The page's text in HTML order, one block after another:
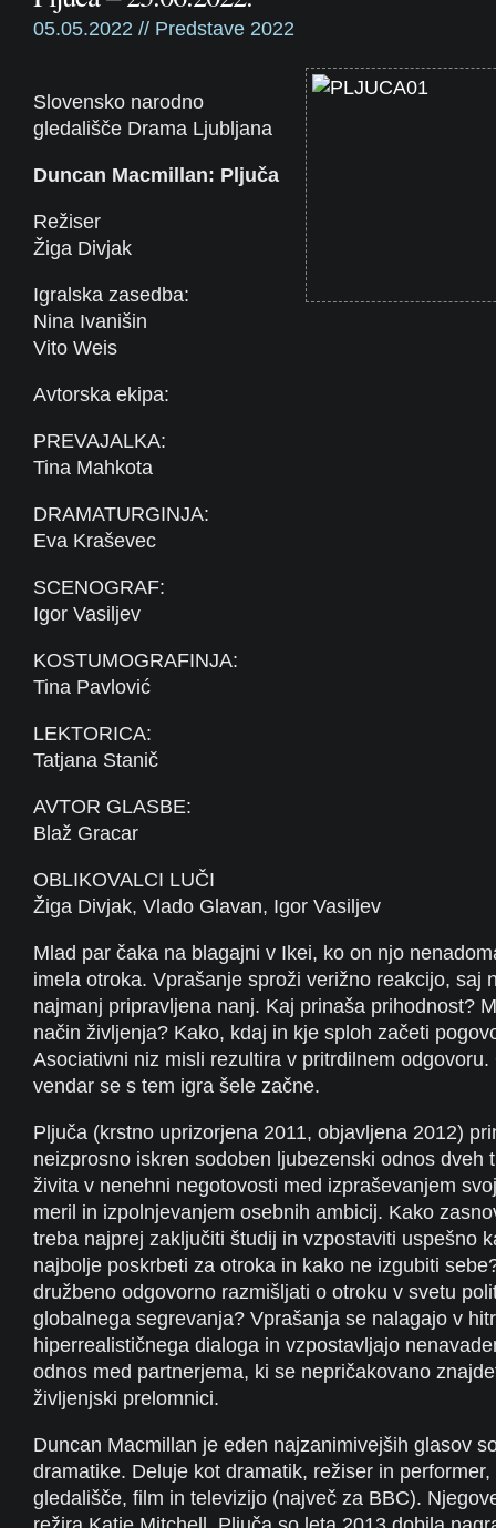
05.05.2022 // Predstave 2022
Slovensko narodno
gledališče Drama Ljubljana
Duncan Macmillan: Pljuča
Režiser
Žiga Divjak
Igralska zasedba:
Nina Ivanišin
Vito Weis
Avtorska ekipa:
PREVAJALKA:
Tina Mahkota
DRAMATURGINJA:
Eva Kraševec
SCENOGRAF:
Igor Vasiljev
KOSTUMOGRAFINJA:
Tina Pavlović
LEKTORICA:
Tatjana Stanič
AVTOR GLASBE:
Blaž Gracar
OBLIKOVALCI LUČI
Žiga Divjak, Vlado Glavan, Igor Vasiljev
Mlad par čaka na blagajni v Ikei, ko on njo
imela otroka. Vprašanje sproži verižno reakcijo, saj
najmanj pripravljena nanj. Kaj prinaša prihodnost?
način življenja? Kako, kdaj in kje sploh začeti
Asociativni niz misli rezultira v pritrdilnem
vendar se s tem igra šele začne.
Pljuča (krstno uprizorjena 2011, objavljena 2012)
neizprosno iskren sodoben ljubezenski odnos dveh
živita v nenehni negotovosti med izpraševanjem
meril in izpolnjevanjem osebnih ambicij. Kako
treba najprej zaključiti študij in vzpostaviti uspešno
najbolje poskrbeti za otroka in kako ne izgubiti
družbeno odgovorno razmišljati o otroku v svetu
globalnega segrevanja? Vprašanja se nalagajo v
hiperrealističnega dialoga in vzpostavljajo
odnos med partnerjema, ki se nepričakovano
življenjski prelomnici.
Duncan Macmillan je eden najzanimivejših glasov
dramatike. Deluje kot dramatik, režiser in
gledališče, film in televizijo (največ za BBC).